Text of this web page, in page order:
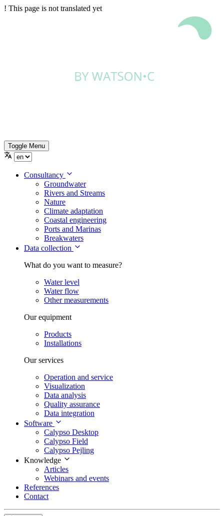
! This page is not translated yet
Toggle Menu
Consultancy
Groundwater
Rivers and Streams
Nature
Climate adaptation
Coastal engineering
Ports and Marinas
Breakwaters
Data collection
What do you want to measure?
Water level
Water flow
Other measurements
Our equipment
Products
Installations
Our services
Operation and service
Visualization
Data analysis
Quality assurance
Data integration
Software
Calypso Desktop
Calypso Field
Calypso Pejling
Knowledge
Articles
Webinars and events
References
Contact